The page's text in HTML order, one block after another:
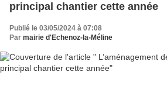
principal chantier cette année
Publié le 03/05/2024 à 07:08
Par mairie d'Echenoz-la-Méline